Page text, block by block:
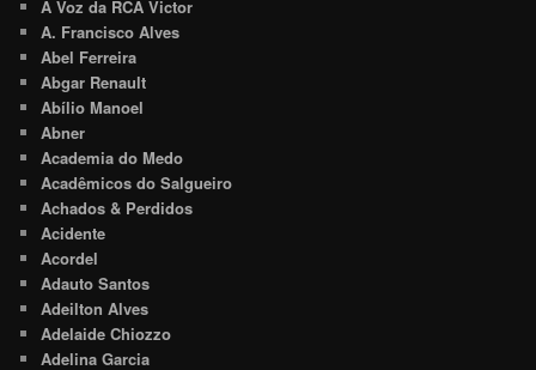
A Voz da RCA Victor
A. Francisco Alves
Abel Ferreira
Abgar Renault
Abílio Manoel
Abner
Academia do Medo
Acadêmicos do Salgueiro
Achados & Perdidos
Acidente
Acordel
Adauto Santos
Adeilton Alves
Adelaide Chiozzo
Adelina Garcia